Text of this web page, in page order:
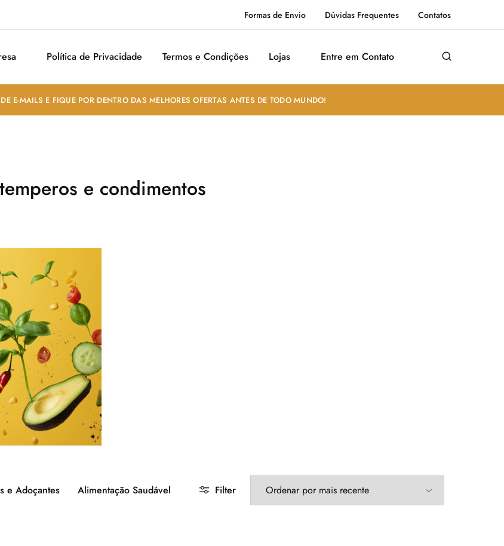
Formas de Envio Dúvidas Frequentes Contatos
Política de Privacidade Termos e Condições Lojas Entre em Contato
E-MAILS E FIQUE POR DENTRO DAS MELHORES OFERTAS ANTES DE TODO MUNDO!
temperos e condimentos
e Adoçantes Alimentação Saudável Filter